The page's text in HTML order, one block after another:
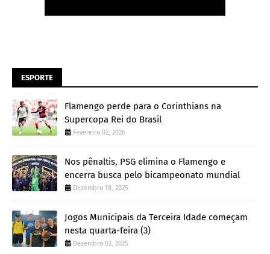
ESPORTE
Flamengo perde para o Corinthians na
Supercopa Rei do Brasil
Fevereiro 02, 2026
Nos pênaltis, PSG elimina o Flamengo e
encerra busca pelo bicampeonato mundial
Dezembro 18, 2025
Jogos Municipais da Terceira Idade começam
nesta quarta-feira (3)
Dezembro 02, 2025